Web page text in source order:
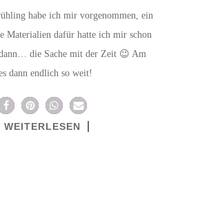
habe ich mir vorgenommen, ein
Materialien dafür hatte ich mir schon
dann… die Sache mit der Zeit 😉 Am
dann endlich so weit!
WEITERLESEN